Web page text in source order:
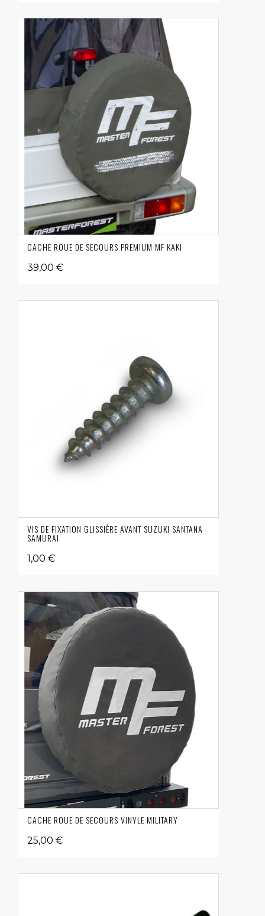
CACHE ROUE DE SECOURS PREMIUM MF KAKI
39,00 €
VIS DE FIXATION GLISSIÈRE AVANT SUZUKI SANTANA
SAMURAI
1,00 €
CACHE ROUE DE SECOURS VINYLE MILITARY
25,00 €